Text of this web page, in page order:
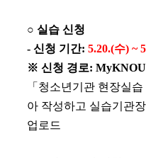
○ 실습 신청
- 신청 기간: 5.20.(수) ~
※ 신청 경로:
「 청소년기관 현장실습
아 작성하고 실습기관
업로드